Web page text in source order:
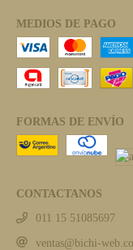
MEDIOS DE PAGO
FORMAS DE ENVÍO
CONTACTANOS
011 15 51085697
ventas@bichi-